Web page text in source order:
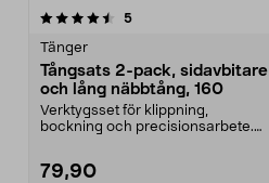
5recensioner
Tänger
Tångsats 2-pack, sidavbitare
och lång näbbtång, 160
Verktygsset för klippning,
bockning och precisionsarbete.
79,90
4.5 av 5 stjärnor